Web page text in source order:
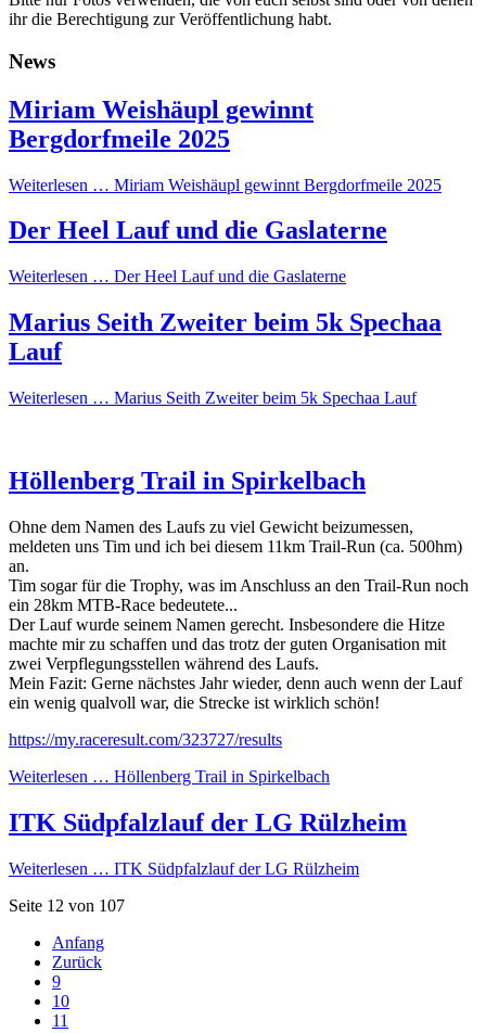
ihr die Berechtigung zur Veröffentlichung habt.
News
Miriam Weishäupl gewinnt
Bergdorfmeile 2025
Weiterlesen … Miriam Weishäupl gewinnt Bergdorfmeile 2025
Der Heel Lauf und die Gaslaterne
Weiterlesen … Der Heel Lauf und die Gaslaterne
Marius Seith Zweiter beim 5k Spechaa
Lauf
Weiterlesen … Marius Seith Zweiter beim 5k Spechaa Lauf
Höllenberg Trail in Spirkelbach
Ohne dem Namen des Laufs zu viel Gewicht beizumessen,
meldeten uns Tim und ich bei diesem 11km Trail-Run (ca. 500hm)
an.
Tim sogar für die Trophy, was im Anschluss an den Trail-Run noch
ein 28km MTB-Race bedeutete...
Der Lauf wurde seinem Namen gerecht. Insbesondere die Hitze
machte mir zu schaffen und das trotz der guten Organisation mit
zwei Verpflegungsstellen während des Laufs.
Mein Fazit: Gerne nächstes Jahr wieder, denn auch wenn der Lauf
ein wenig qualvoll war, die Strecke ist wirklich schön!
https://my.raceresult.com/323727/results
Weiterlesen … Höllenberg Trail in Spirkelbach
ITK Südpfalzlauf der LG Rülzheim
Weiterlesen … ITK Südpfalzlauf der LG Rülzheim
Seite 12 von 107
Anfang
Zurück
9
10
11